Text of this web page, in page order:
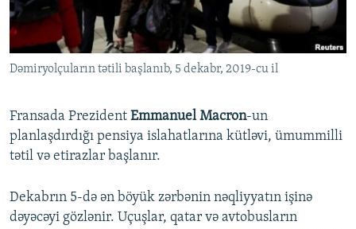
İNFOQRAFIKA
KARIKATURA
AZƏRBAYCAN ƏDƏBIYYATI KITABXANASI
İSLAM VƏ DEMOKRATIYA
İZ - MƏDƏNIYYƏT PROQRAMI
MISSIYAMIZ
PEŞƏ ETIKASI VƏ JURNALISTIKA STANDARTLARIMIZ
MATERIALLARIMIZDAN ISTIFADƏ
BIZIMLƏ ƏLAQƏ
XƏBƏR BÜLLETENLƏRIMIZ
BIZI IZLƏ
Dəmiryolçuların tətili başlanıb, 5 dekabr, 2019-cu il
Fransada Prezident Emmanuel Macron-un
planlaşdırdığı pensiya islahatlarına kütləvi, ümummilli
tətil və etirazlar başlanır.
Dekabrın 5-də ən böyük zərbənin nəqliyyatın işinə
dəyəcəyi gözlənir. Uçuşlar, qatar və avtobusların